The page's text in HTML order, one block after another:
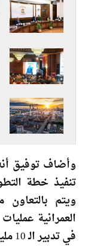
تنفيذ خطة
ويتم
العمرانية
في تدبير الـ 10 مليارات جنيه الأخرى.